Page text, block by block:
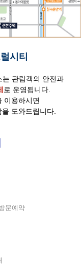
시티
는 관람객의 안전과
로 운영됩니다.
이용하시면
도와드립니다.
문예약